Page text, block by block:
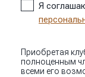
Я
Приобретая
полноценным
всеми его